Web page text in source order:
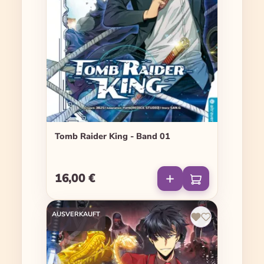
Tomb Raider King - Band 01
Regulärer Preis:
16,00 €
AUSVERKAUFT